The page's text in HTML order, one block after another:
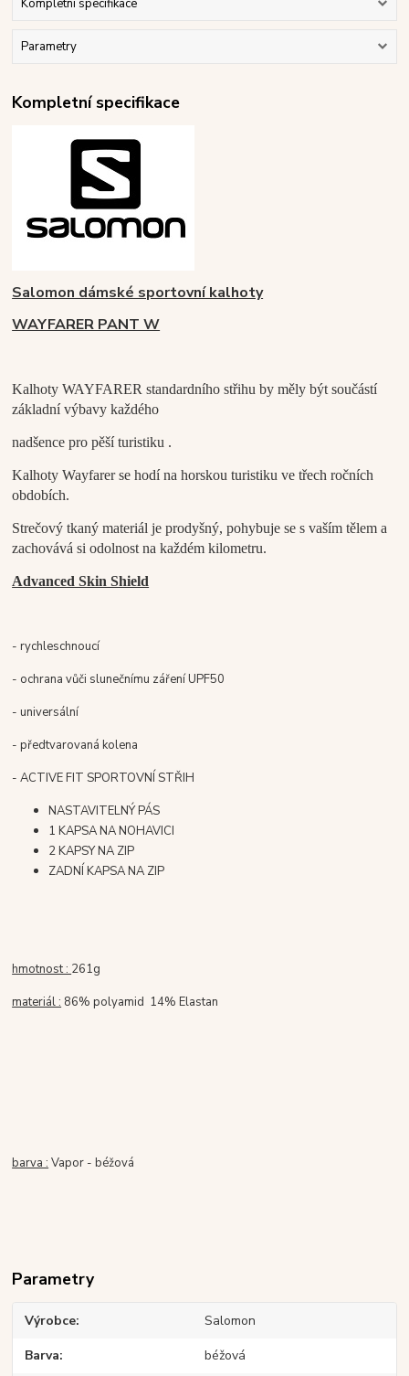
Kompletní specifikace
Parametry
Kompletní specifikace
Salomon dámské sportovní kalhoty
WAYFARER PANT W
Kalhoty WAYFARER standardního střihu by měly být součástí
základní výbavy každého
nadšence pro pěší turistiku .
Kalhoty Wayfarer se hodí na horskou turistiku ve třech ročních
obdobích.
Strečový tkaný materiál je prodyšný, pohybuje se s vaším tělem a
zachovává si odolnost na každém kilometru.
Advanced Skin Shield
- rychleschnoucí
- ochrana vůči slunečnímu záření UPF50
- universální
- předtvarovaná kolena
- ACTIVE FIT SPORTOVNÍ STŘIH
NASTAVITELNÝ PÁS
1 KAPSA NA NOHAVICI
2 KAPSY NA ZIP
ZADNÍ KAPSA NA ZIP
hmotnost : 261g
materiál : 86% polyamid 14% Elastan
barva : Vapor - béžová
Parametry
Výrobce Salomon
Barva béžová